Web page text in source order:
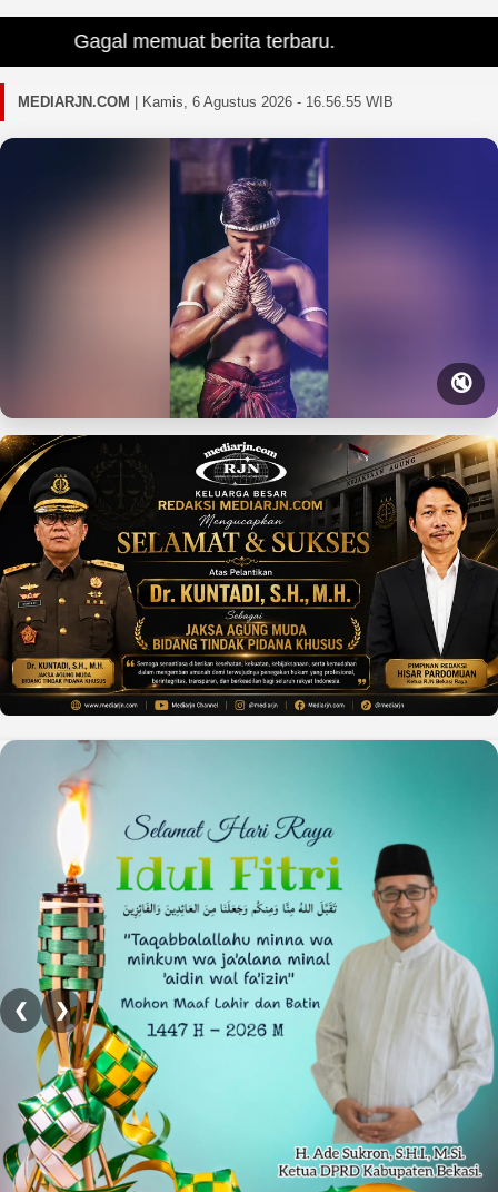
Gagal memuat berita terbaru.
MEDIARJN.COM Kamis, 6 Agustus 2026 - 16.56.57 WIB
🔇
❮ ❯